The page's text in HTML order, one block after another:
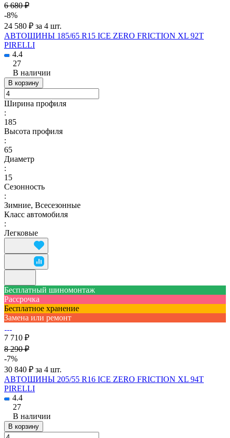
6 680 ₽
-8%
24 580 ₽ за 4 шт.
АВТОШИНЫ 185/65 R15 ICE ZERO FRICTION XL 92T
PIRELLI
4.4
27
В наличии
В корзину
Ширина профиля
:
185
Высота профиля
:
65
Диаметр
:
15
Сезонность
:
Зимние, Всесезонные
Класс автомобиля
:
Легковые
Бесплатный шиномонтаж
Рассрочка
Бесплатное хранение
Замена или ремонт
7 710 ₽
8 290 ₽
-7%
30 840 ₽ за 4 шт.
АВТОШИНЫ 205/55 R16 ICE ZERO FRICTION XL 94T
PIRELLI
4.4
27
В наличии
В корзину